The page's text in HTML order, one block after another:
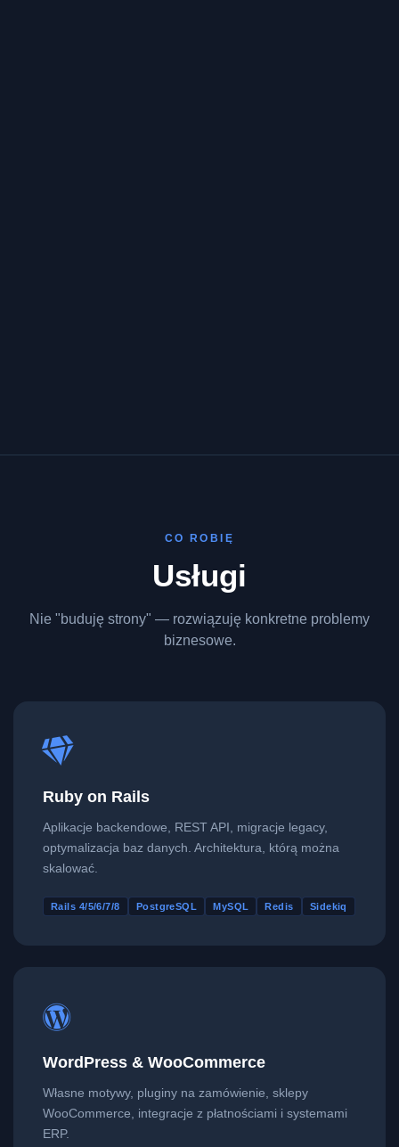
CO ROBIĘ
Usługi
Nie "buduję strony" — rozwiązuję konkretne problemy
biznesowe.
Ruby on Rails
Aplikacje backendowe, REST API, migracje legacy,
optymalizacja baz danych. Architektura, którą można
skalować.
Rails 4/5/6/7/8 PostgreSQL MySQL Redis Sidekiq
WordPress & WooCommerce
Własne motywy, pluginy na zamówienie, sklepy
WooCommerce, integracje z płatnościami i systemami
ERP.